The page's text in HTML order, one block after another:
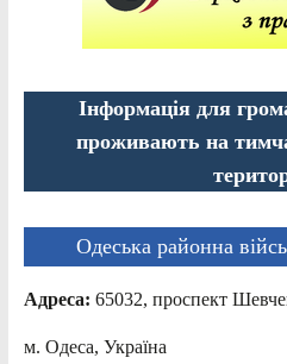
Інформація для
проживають на
Одеська районна
Адреса: 65032, проспект
м. Одеса, Україна